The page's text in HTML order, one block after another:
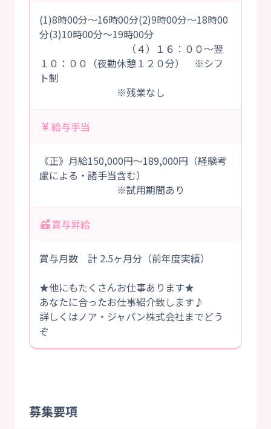
(1)8時00分～16時00分(2)9時00分～18時00
分(3)10時00分～19時00分
（４）１６：００～翌
１０：００（夜勤休憩１２０分） ※シフ
ト制
※残業なし
給与手当
《正》月給150,000円～189,000円（経験考
慮による・諸手当含む）
※試用期間あり
賞与昇給
賞与月数 計 2.5ヶ月分（前年度実績）
★他にもたくさんお仕事あります★
あなたに合ったお仕事紹介致します♪
詳しくはノア・ジャパン株式会社までどう
ぞ
募集要項